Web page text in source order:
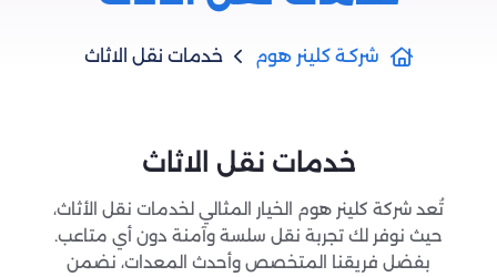
شركـة كلينر هوم خدمات نقل الاثاث
خدمات نقل الاثاث
تُعد شركة كلينر هوم الخيار المثالي لخدمات نقل الأثاث،
حيث نوفر لك تجربة نقل سلسة وآمنة دون أي متاعب.
بفضل فريقنا المتخصص وأحدث المعدات، نضمن